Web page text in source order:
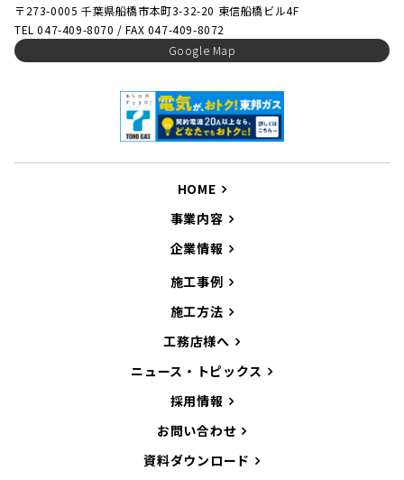
〒273-0005 千葉県船橋市本町3-32-20 東信船橋ビル4F
TEL 047-409-8070 / FAX 047-409-8072
Google Map
HOME
事業内容
企業情報
施工事例
施工方法
工務店様へ
ニュース・トピックス
採用情報
お問い合わせ
資料ダウンロード